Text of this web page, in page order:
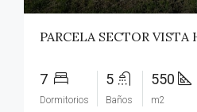
PARCELA SECTOR
7
Dormitorios
5
Baños
550
m2